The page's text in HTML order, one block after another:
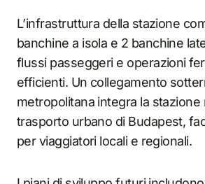
L’infrastruttura della stazione
banchine a isola e 2 banchine
flussi passeggeri e operazioni
efficienti. Un collegamento
metropolitana integra la stazione
trasporto urbano di Budapest,
per viaggiatori locali e regionali.